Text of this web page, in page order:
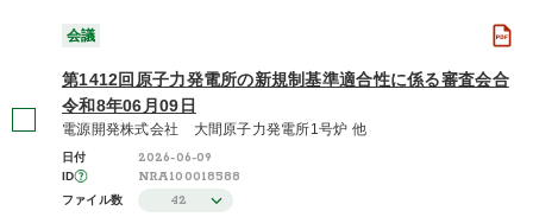
会議
第1412回原子力発電所の新規制基準適合性に係る審査会合
令和8年06月09日
電源開発株式会社 大間原子力発電所1号炉 他
日付 2026-06-09
ID NRA100018588
ファイル数 42